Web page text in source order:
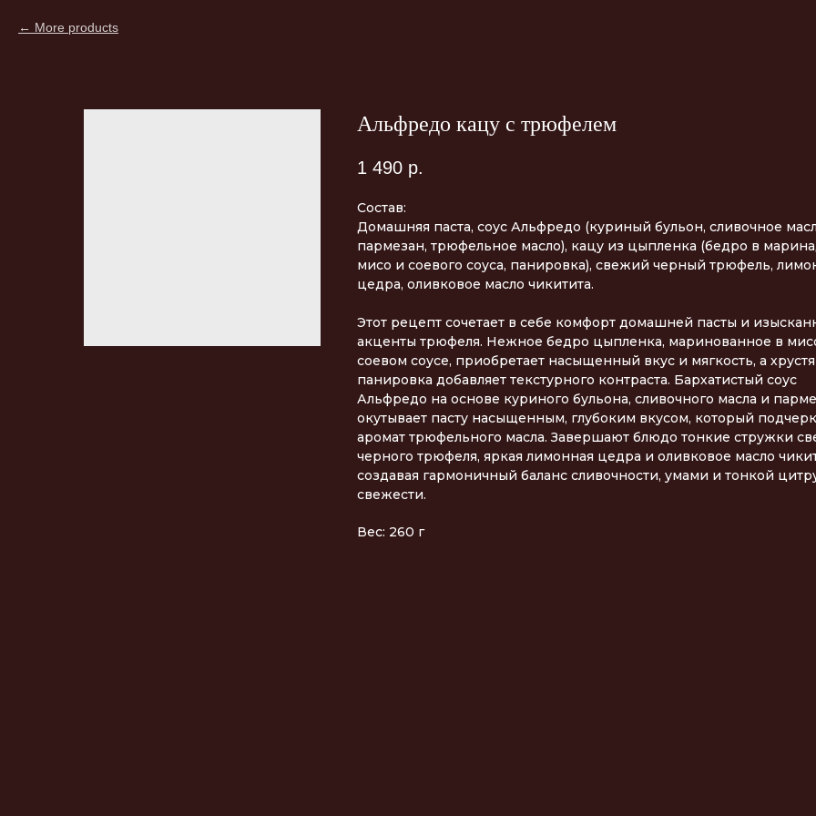
More products
Альфредо кацу с трюфелем
1 490 р.
Состав:
Домашняя паста, соус Альфредо (куриный бульон, сливочное
пармезан, трюфельное масло), кацу из цыпленка (бедро в
мисо и соевого соуса, панировка), свежий черный трюфель,
цедра, оливковое масло чикитита.
Этот рецепт сочетает в себе комфорт домашней пасты и
акценты трюфеля. Нежное бедро цыпленка, маринованное в
соевом соусе, приобретает насыщенный вкус и мягкость, а
панировка добавляет текстурного контраста. Бархатистый соус
Альфредо на основе куриного бульона, сливочного масла и
окутывает пасту насыщенным, глубоким вкусом, который
аромат трюфельного масла. Завершают блюдо тонкие стружки
черного трюфеля, яркая лимонная цедра и оливковое масло
создавая гармоничный баланс сливочности, умами и тонкой
свежести.
Вес: 260 г